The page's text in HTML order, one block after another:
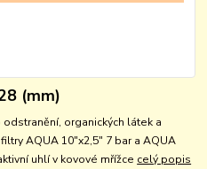
(mm)
organických látek a
AQUA 10"x2,5" 7 bar a AQUA
uhlí v kovové mřížce celý popis